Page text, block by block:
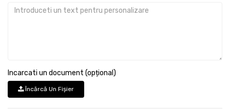
Incarcati un document (opțional)
Încărcă Un Fişier